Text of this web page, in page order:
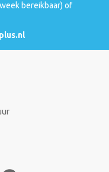
bereikbaar) of